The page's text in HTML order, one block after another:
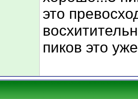
это
пиков это